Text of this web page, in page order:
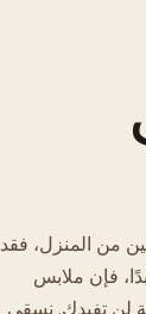
من المنزل، فقد
فإن ملابس